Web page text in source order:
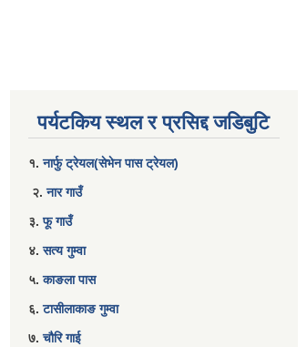
पर्यटकिय स्थल र प्रसिद्द जडिबुटि
१.नार्फु ट्रेयल(सेभेन पास ट्रेयल)
२.नार गाउँ
३.फू गाउँ
४.सत्य गुम्वा
५.काङला पास
६.टासीलाकाङ गुम्वा
७.चौरि गाई